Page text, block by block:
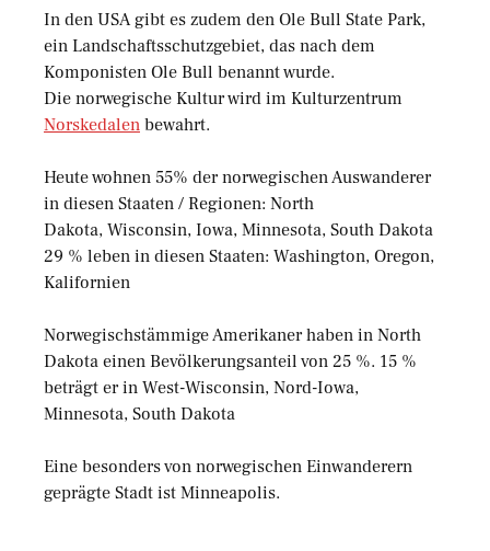
In den USA gibt es zudem den Ole Bull State Park,
ein Landschaftsschutzgebiet, das nach dem
Komponisten Ole Bull benannt wurde.
Die norwegische Kultur wird im Kulturzentrum
Norskedalen bewahrt.
Heute wohnen 55% der norwegischen Auswanderer
in diesen Staaten / Regionen: North
Dakota, Wisconsin, Iowa, Minnesota, South Dakota
29 % leben in diesen Staaten: Washington, Oregon,
Kalifornien
Norwegischstämmige Amerikaner haben in North
Dakota einen Bevölkerungsanteil von 25 %. 15 %
beträgt er in West-Wisconsin, Nord-Iowa,
Minnesota, South Dakota
Eine besonders von norwegischen Einwanderern
geprägte Stadt ist Minneapolis.